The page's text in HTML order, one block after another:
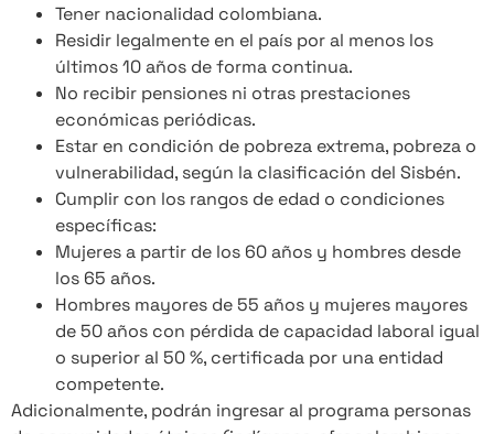
Tener nacionalidad colombiana.
Residir legalmente en el país por al menos los
últimos 10 años de forma continua.
No recibir pensiones ni otras prestaciones
económicas periódicas.
Estar en condición de pobreza extrema, pobreza o
vulnerabilidad, según la clasificación del Sisbén.
Cumplir con los rangos de edad o condiciones
específicas:
Mujeres a partir de los 60 años y hombres desde
los 65 años.
Hombres mayores de 55 años y mujeres mayores
de 50 años con pérdida de capacidad laboral igual
o superior al 50 %, certificada por una entidad
competente.
Adicionalmente, podrán ingresar al programa personas